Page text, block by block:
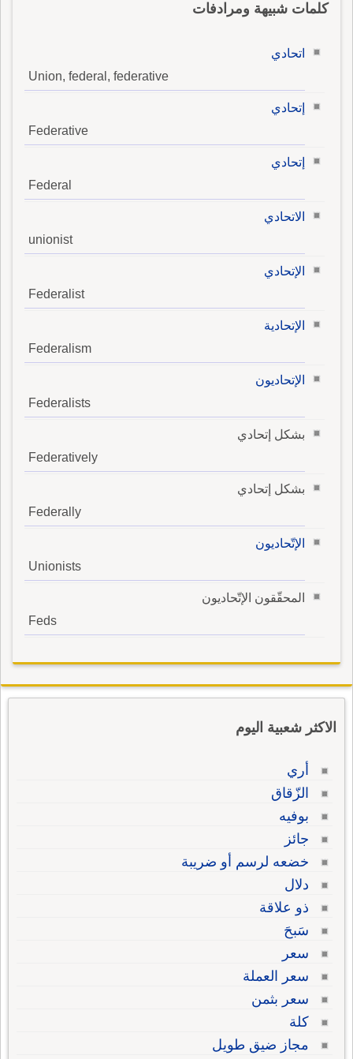
كلمات شبيهة ومرادفات
اتحادي
Union, federal, federative
إتحادي
Federative
إتحادي
Federal
الاتحادي
unionist
الإتحادي
Federalist
الإتحادية
Federalism
الإتحاديون
Federalists
بشكل إتحادي
Federatively
بشكل إتحادي
Federally
الإتّحاديون
Unionists
المحقّقون الإتّحاديون
Feds
الاكثر شعبية اليوم
أري
الزّقاق
بوفيه
جائز
خضعه لرسم أو ضريبة
دلال
ذو علاقة
سَبحَ
سعر
سعر العملة
سعر بثمن
كلة
مجاز ضيق طويل